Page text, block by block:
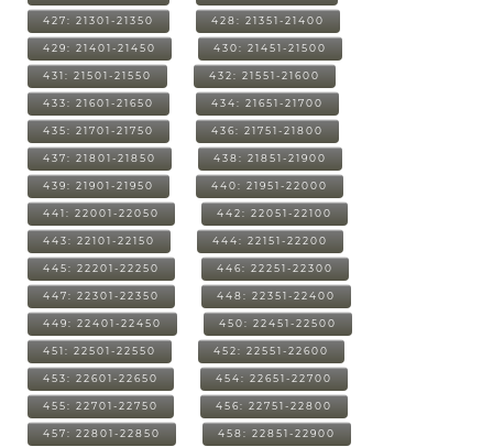
427: 21301-21350 428: 21351-21400
429: 21401-21450 430: 21451-21500
431: 21501-21550 432: 21551-21600
433: 21601-21650 434: 21651-21700
435: 21701-21750 436: 21751-21800
437: 21801-21850 438: 21851-21900
439: 21901-21950 440: 21951-22000
441: 22001-22050 442: 22051-22100
443: 22101-22150 444: 22151-22200
445: 22201-22250 446: 22251-22300
447: 22301-22350 448: 22351-22400
449: 22401-22450 450: 22451-22500
451: 22501-22550 452: 22551-22600
453: 22601-22650 454: 22651-22700
455: 22701-22750 456: 22751-22800
457: 22801-22850 458: 22851-22900